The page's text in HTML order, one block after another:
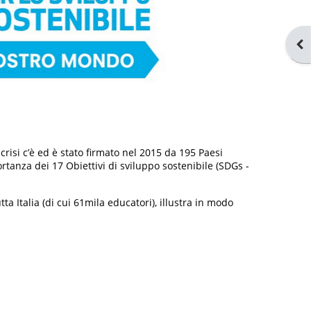
c’è ed è stato firmato nel 2015 da 195 Paesi
dei 17 Obiettivi di sviluppo sostenibile (SDGs -
Italia (di cui 61mila educatori), illustra in modo